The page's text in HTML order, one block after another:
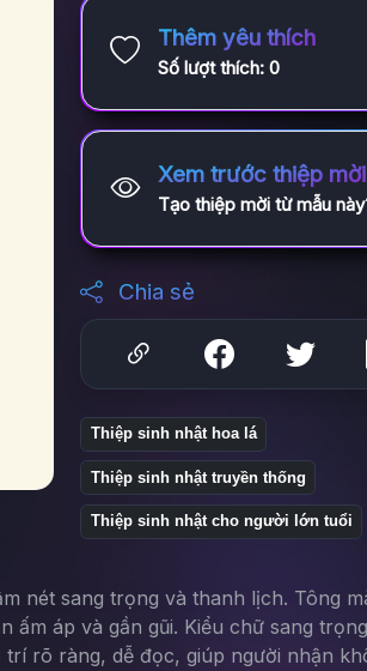
Thêm yêu thích
Số lượt thích: 0
Xem trước thiệp mời
Tạo thiệp mời từ mẫu
Chia sẻ
Thiệp sinh nhật hoa lá
Thiệp sinh nhật truyền thống
Thiệp sinh nhật cho người lớn tuổi
nét sang trọng và thanh lịch. Tông
ấm áp và gần gũi. Kiểu chữ sang
rõ ràng, dễ đọc, giúp người nhận